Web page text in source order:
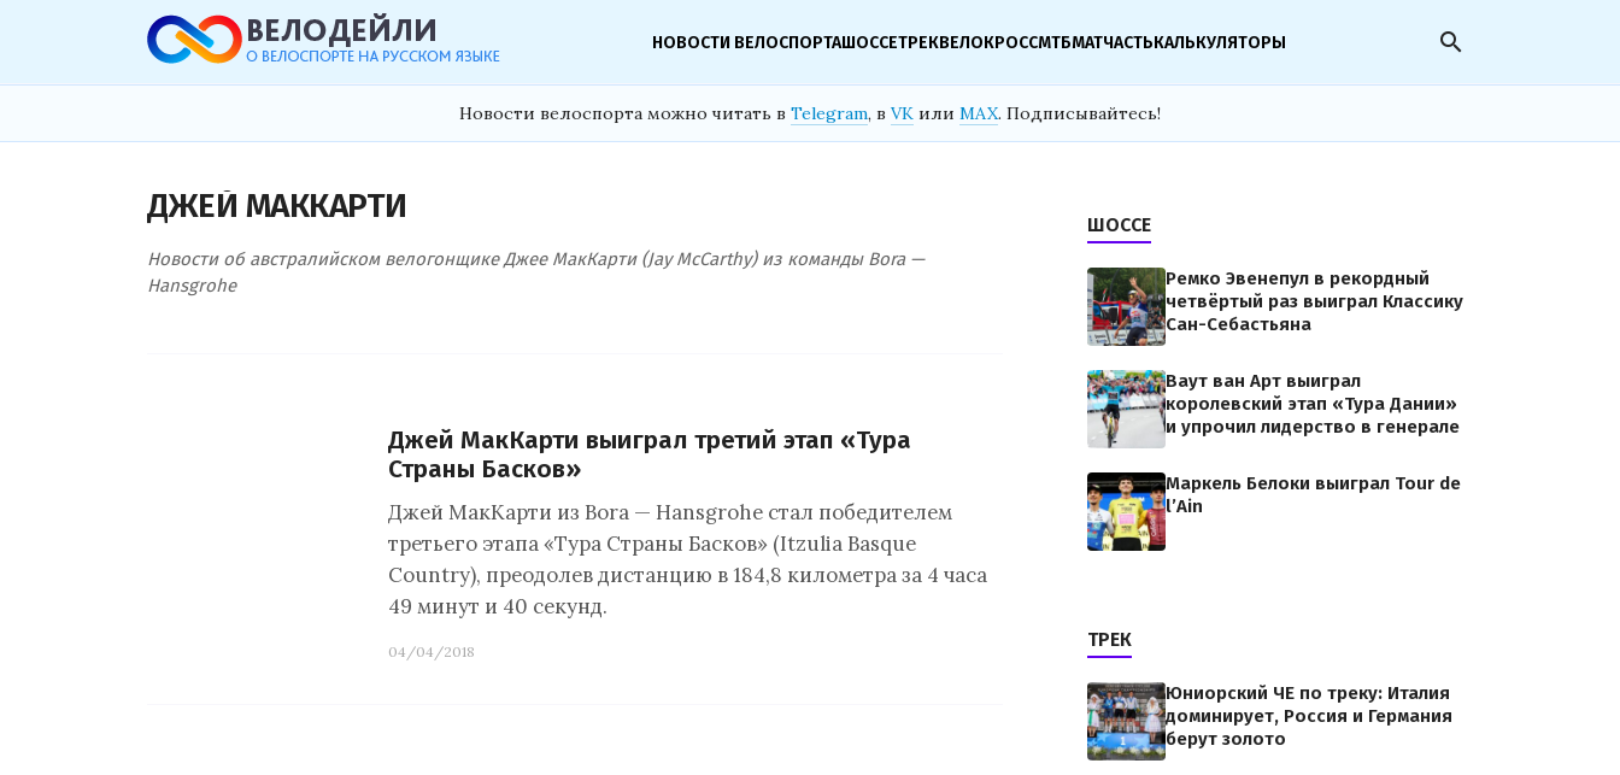
НОВОСТИ ВЕЛОСПОРТАШОССЕТРЕКВЕЛОКРОССМТБМАТЧАСТЬКАЛЬКУЛЯТОРЫ search
Новости велоспорта можно читать в Telegram, в VK или MAX. Подписывайтесь!
ДЖЕЙ МАККАРТИ
Новости об австралийском велогонщике Джее МакКарти (Jay McCarthy) из команды Bora —
Hansgrohe
Джей МакКарти выиграл третий этап «Тура
Страны Басков»
Джей МакКарти из Bora — Hansgrohe стал победителем
третьего этапа «Тура Страны Басков» (Itzulia Basque
Country), преодолев дистанцию в 184,8 километра за 4 часа
49 минут и 40 секунд.
04/04/2018
ШОССЕ
Ремко Эвенепул в рекордный
четвёртый раз выиграл Классику
Сан-Себастьяна
Ваут ван Арт выиграл
королевский этап «Тура Дании»
и упрочил лидерство в генерале
Маркель Белоки выиграл Tour de
l’Ain
ТРЕК
Юниорский ЧЕ по треку: Италия
доминирует, Россия и Германия
берут золото